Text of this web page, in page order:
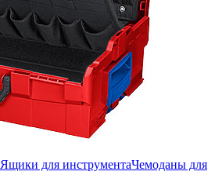
Ящики для инструментаЧемоданы для